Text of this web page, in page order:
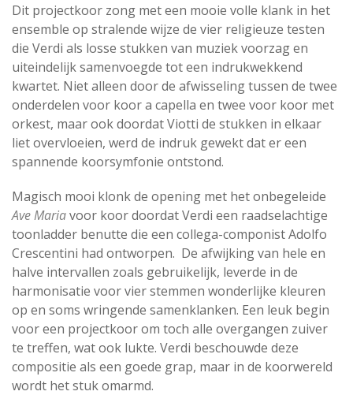
Dit projectkoor zong met een mooie volle klank in het
ensemble op stralende wijze de vier religieuze testen
die Verdi als losse stukken van muziek voorzag en
uiteindelijk samenvoegde tot een indrukwekkend
kwartet. Niet alleen door de afwisseling tussen de twee
onderdelen voor koor a capella en twee voor koor met
orkest, maar ook doordat Viotti de stukken in elkaar
liet overvloeien, werd de indruk gewekt dat er een
spannende koorsymfonie ontstond.
Magisch mooi klonk de opening met het onbegeleide
Ave Mariavoor koor doordat Verdi een raadselachtige
toonladder benutte die een collega-componist Adolfo
Crescentini had ontworpen. De afwijking van hele en
halve intervallen zoals gebruikelijk, leverde in de
harmonisatie voor vier stemmen wonderlijke kleuren
op en soms wringende samenklanken. Een leuk begin
voor een projectkoor om toch alle overgangen zuiver
te treffen, wat ook lukte. Verdi beschouwde deze
compositie als een goede grap, maar in de koorwereld
wordt het stuk omarmd.